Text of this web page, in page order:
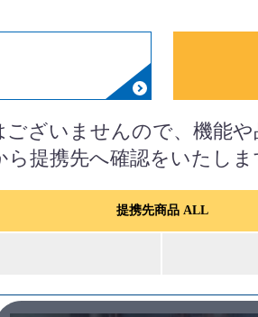
ざいませんので、機能
提携先へ確認をいたしま
提携先商品 ALL